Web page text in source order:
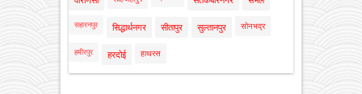
सहारनपुर सिद्धार्थनगर सीतापुर सुल्तानपुर सोनभद्र
हमीरपुर हरदोई हाथरस